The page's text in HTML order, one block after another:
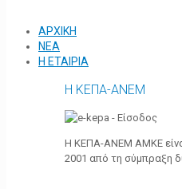
ΑΡΧΙΚΗ
ΝΕΑ
Η ΕΤΑΙΡΙΑ
Η ΚΕΠΑ-ΑΝΕΜ
Η ΚΕΠΑ-ΑΝΕΜ ΑΜΚΕ
2001 από τη σύμπραξη